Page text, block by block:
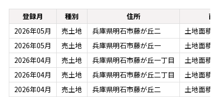
登録月 種別 住所
面
2026年05月
売土地 兵庫県明石市藤が丘二
土地面積
2026年05月
売土地 兵庫県明石市藤が丘一
土地面積
2026年04月
売土地 兵庫県明石市藤が丘一丁目
土地面積
2026年04月
売土地 兵庫県明石市藤が丘二丁目
土地面積
2026年04月
売土地 兵庫県明石市藤が丘二
土地面積